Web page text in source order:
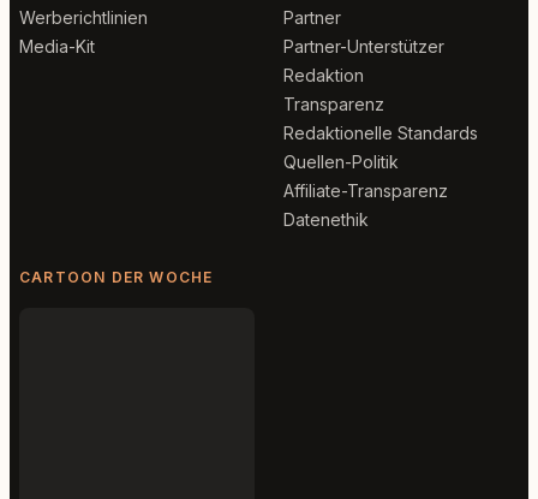
Werberichtlinien
Media-Kit
Partner
Partner-Unterstützer
Redaktion
Transparenz
Redaktionelle Standards
Quellen-Politik
Affiliate-Transparenz
Datenethik
CARTOON DER WOCHE